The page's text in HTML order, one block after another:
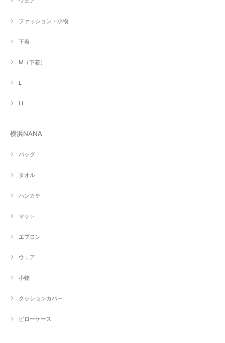
ファッション・小物
下着
M（下着）
L
LL
横浜NANA
バッグ
タオル
ハンカチ
マット
エプロン
ウェア
小物
クッションカバー
ピローケース